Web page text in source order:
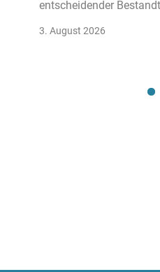
entscheidender
3. August 2026